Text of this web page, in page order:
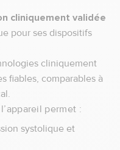
cliniquement validée
pour ses dispositifs
cliniquement
fiables, comparables à
permet :
systolique et